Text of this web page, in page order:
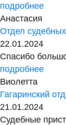
подробнее
Анастасия
Отдел
22.01.2024
Спасибо
подробнее
Виолетта
Гагаринский
21.01.2024
Судебные